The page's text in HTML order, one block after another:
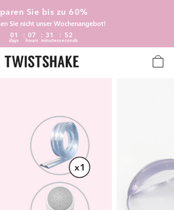
Sie bis zu 60%
Sie nicht unser Wochenangebot!
01
days
07
hours
31
minutes
51
seconds